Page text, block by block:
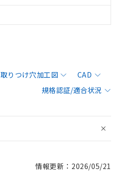
取りつけ穴加工図
CAD
規格認証/適合状況
情報更新：2026/05/21